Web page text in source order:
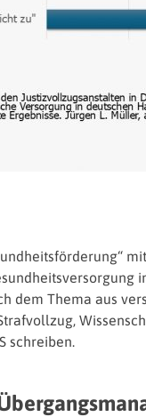
dem Thema aus
schreiben.